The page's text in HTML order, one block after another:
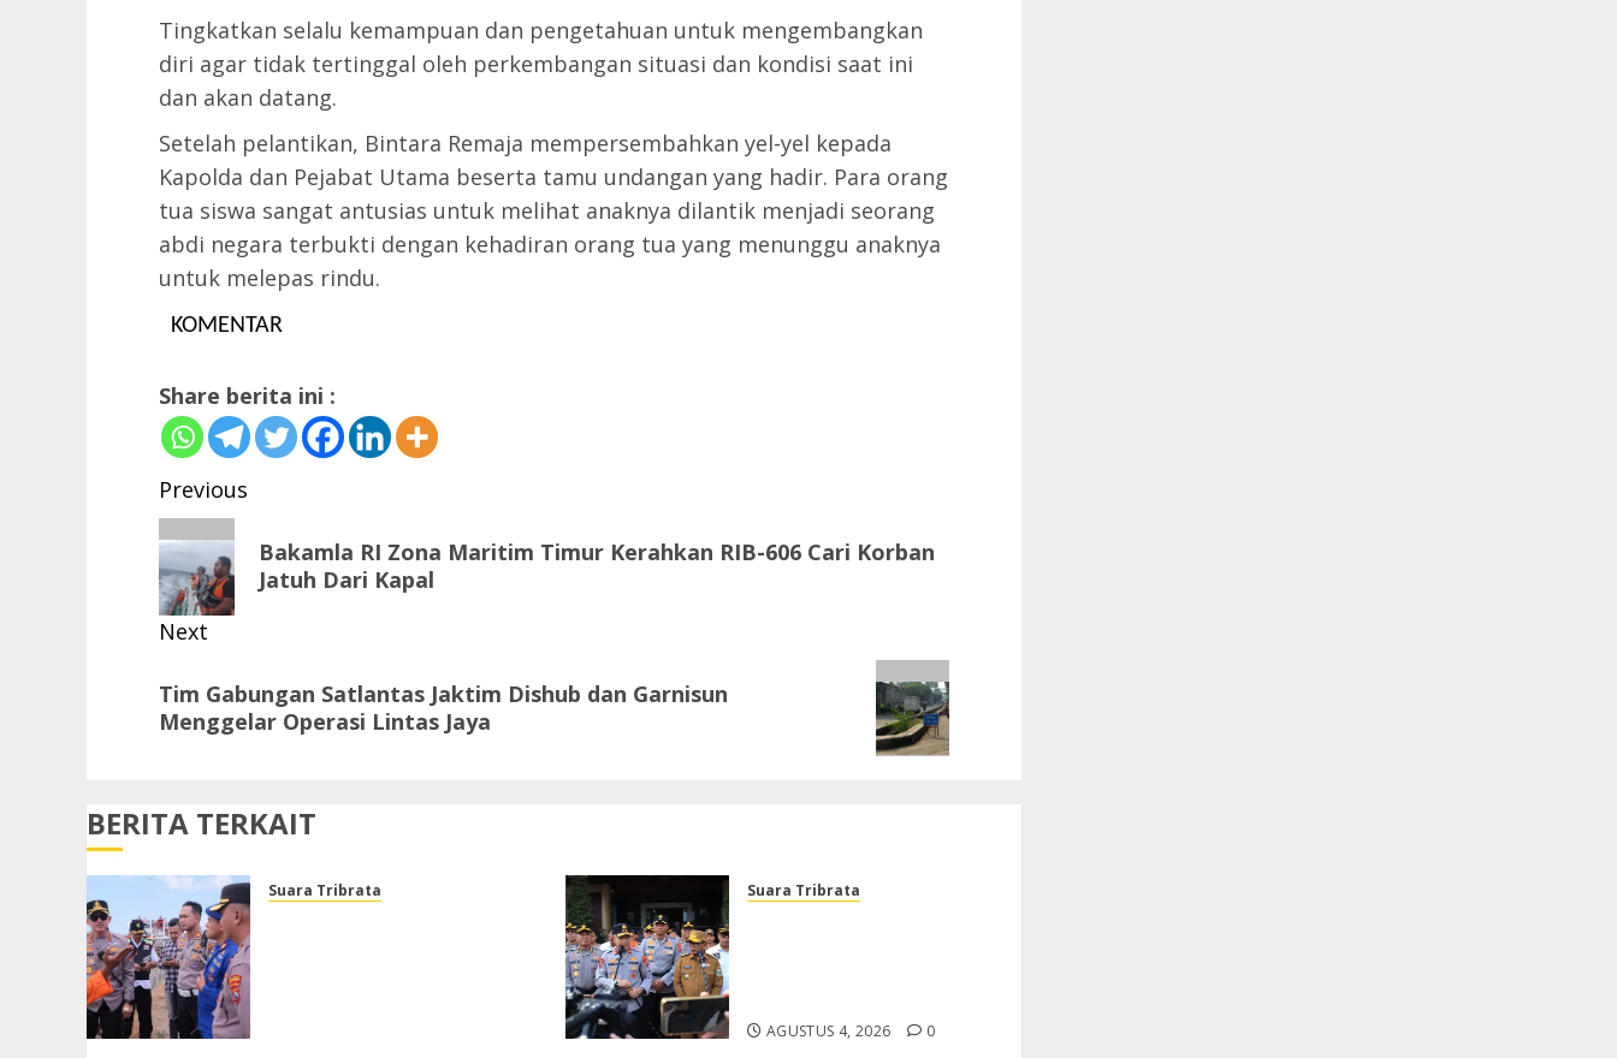
Tingkatkan selalu kemampuan dan pengetahuan untuk mengembangkan
diri agar tidak tertinggal oleh perkembangan situasi dan kondisi saat ini
dan akan datang.
Setelah pelantikan, Bintara Remaja mempersembahkan yel-yel kepada
Kapolda dan Pejabat Utama beserta tamu undangan yang hadir. Para orang
tua siswa sangat antusias untuk melihat anaknya dilantik menjadi seorang
abdi negara terbukti dengan kehadiran orang tua yang menunggu anaknya
untuk melepas rindu.
KOMENTAR
Share berita ini :
Post
navigation
Previous
Previous
post:
Bakamla RI Zona Maritim Timur Kerahkan RIB-606 Cari Korban
Jatuh Dari Kapal
Next
post:
Tim Gabungan Satlantas Jaktim Dishub dan Garnisun
Menggelar Operasi Lintas Jaya
BERITA TERKAIT
Suara Tribrata Suara Tribrata
AGUSTUS 4, 2026 0